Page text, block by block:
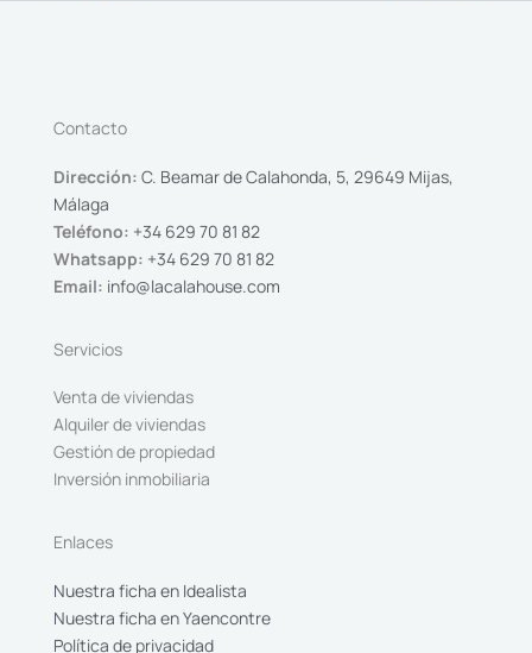
Contacto
Dirección: C. Beamar de Calahonda, 5, 29649 Mijas,
Málaga
Teléfono: +34 629 70 81 82
Whatsapp: +34 629 70 81 82
Email: info@lacalahouse.com
Servicios
Venta de viviendas
Alquiler de viviendas
Gestión de propiedad
Inversión inmobiliaria
Enlaces
Nuestra ficha en Idealista
Nuestra ficha en Yaencontre
Política de privacidad